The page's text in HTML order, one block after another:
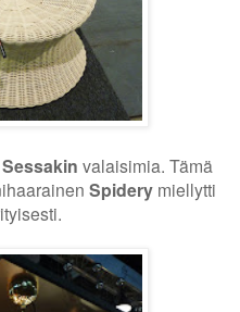
Sessakin valaisimia. Tämä
Spiderymiellytti